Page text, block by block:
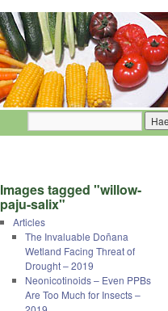
Images tagged "willow-
paju-salix"
Articles
The Invaluable Doñana
Wetland Facing Threat of
Drought – 2019
Neonicotinoids – Even PPBs
Are Too Much for Insects –